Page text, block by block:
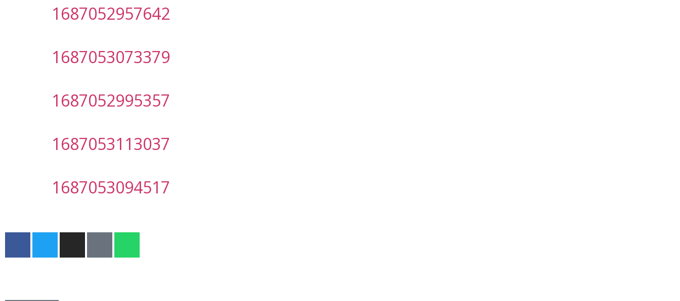
1687052957642
1687053073379
1687052995357
1687053113037
1687053094517